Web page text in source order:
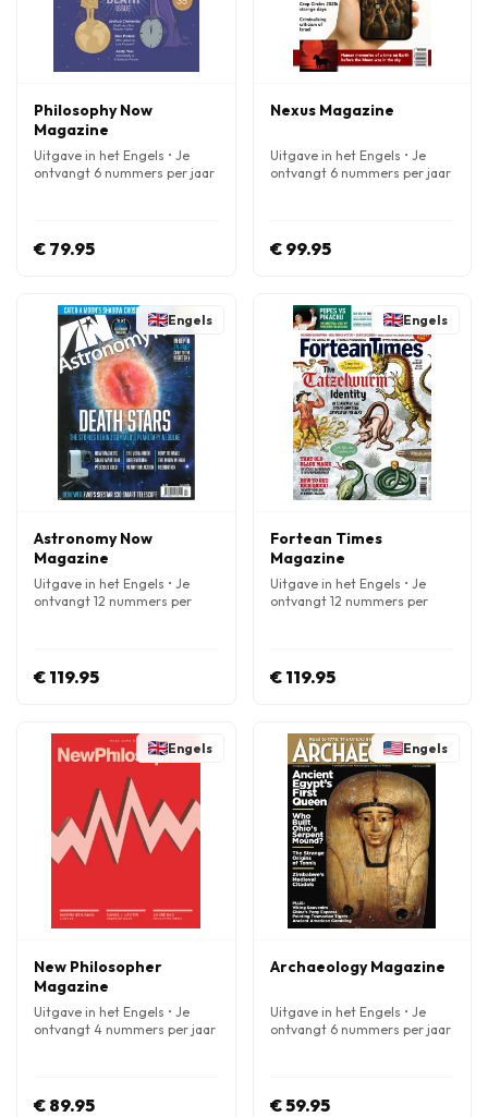
Philosophy Now
Magazine
Uitgave in het Engels • Je
ontvangt 6 nummers per jaar
€ 79.95
Nexus Magazine
Uitgave in het Engels • Je
ontvangt 6 nummers per jaar
€ 99.95
Engels
Astronomy Now
Magazine
Uitgave in het Engels • Je
ontvangt 12 nummers per
€ 119.95
Engels
Fortean Times
Magazine
Uitgave in het Engels • Je
ontvangt 12 nummers per
€ 119.95
Engels
New Philosopher
Magazine
Uitgave in het Engels • Je
ontvangt 4 nummers per jaar
€ 89.95
Engels
Archaeology Magazine
Uitgave in het Engels • Je
ontvangt 6 nummers per jaar
€ 59.95